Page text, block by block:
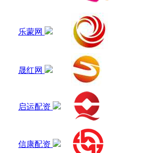
乐蒙网
晟红网
启运配资
信康配资